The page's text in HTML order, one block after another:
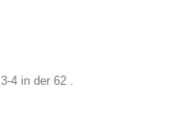
4 in der 62 .